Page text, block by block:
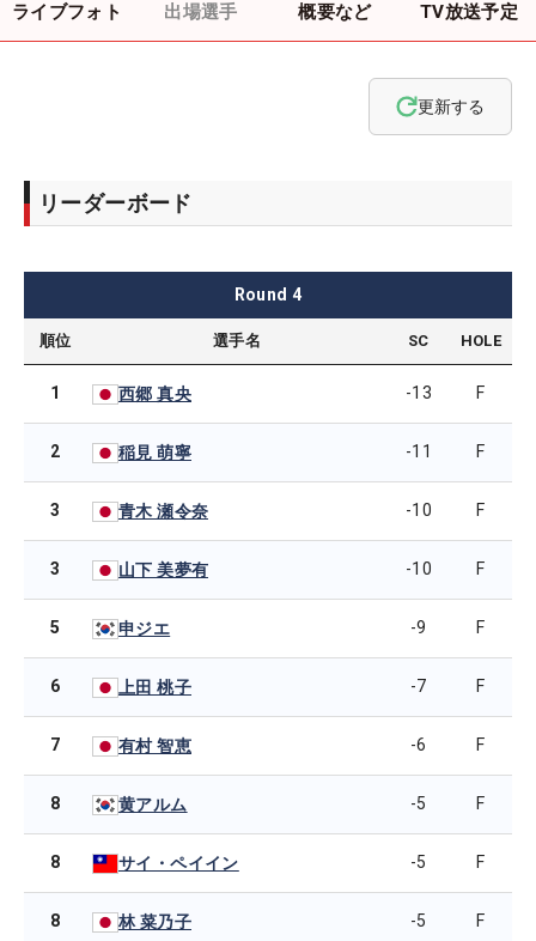
ライブフォト 出場選手 概要など TV放送予定
更新する
リーダーボード
Round 4
順位 選手名 SC HOLE
1 西郷 真央 -13 F
2 稲見 萌寧 -11 F
3 青木 瀬令奈 -10 F
3 山下 美夢有 -10 F
5 申ジエ -9 F
6 上田 桃子 -7 F
7 有村 智恵 -6 F
8 黄アルム -5 F
8 サイ・ペイイン -5 F
8 林 菜乃子 -5 F